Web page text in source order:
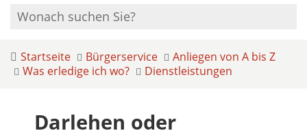
Startseite Bürgerservice
Anliegen von A bis Z
Was erledige ich wo?
Dienstleistungen
Darlehen oder